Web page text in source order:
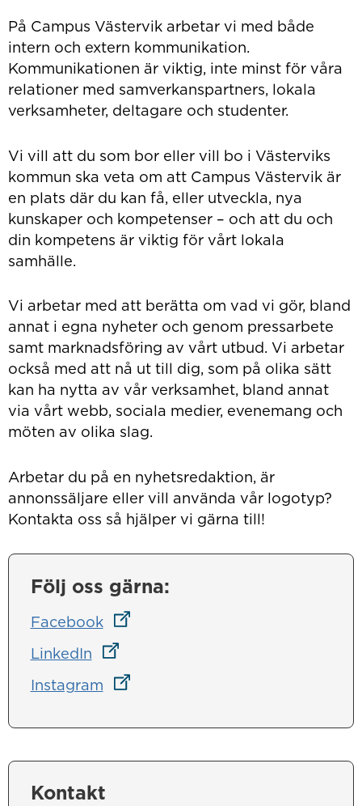
På Campus Västervik arbetar vi med både
intern och extern kommunikation.
Kommunikationen är viktig, inte minst för våra
relationer med samverkanspartners, lokala
verksamheter, deltagare och studenter.
Vi vill att du som bor eller vill bo i Västerviks
kommun ska veta om att Campus Västervik är
en plats där du kan få, eller utveckla, nya
kunskaper och kompetenser – och att du och
din kompetens är viktig för vårt lokala
samhälle.
Vi arbetar med att berätta om vad vi gör, bland
annat i egna nyheter och genom pressarbete
samt marknadsföring av vårt utbud. Vi arbetar
också med att nå ut till dig, som på olika sätt
kan ha nytta av vår verksamhet, bland annat
via vårt webb, sociala medier, evenemang och
möten av olika slag.
Arbetar du på en nyhetsredaktion, är
annonssäljare eller vill använda vår logotyp?
Kontakta oss så hjälper vi gärna till!
Följ oss gärna:
FacebookLänk till annan webbplats
LinkedInLänk till annan webbplats
InstagramLänk till annan webbplats
Kontakt